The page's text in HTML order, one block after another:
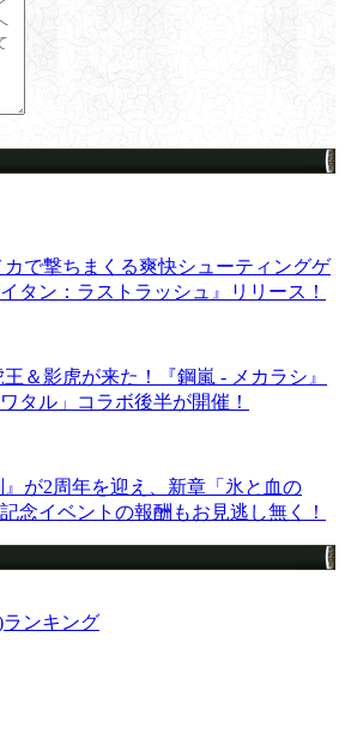
カで撃ちまくる爽快シューティングゲ
タン：ラストラッシュ』リリース！
＆影虎が来た！『鋼嵐 - メカラシ』
タル」コラボ後半が開催！
』が2周年を迎え、新章「氷と血の
念イベントの報酬もお見逃し無く！
ンキング